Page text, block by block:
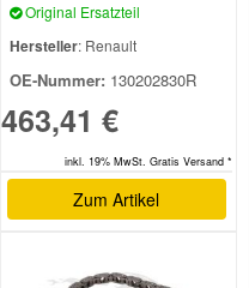
Original Ersatzteil
Hersteller: Renault
OE-Nummer: 130202830R
463,41 €
inkl. 19% MwSt. Gratis Versand *
Zum Artikel